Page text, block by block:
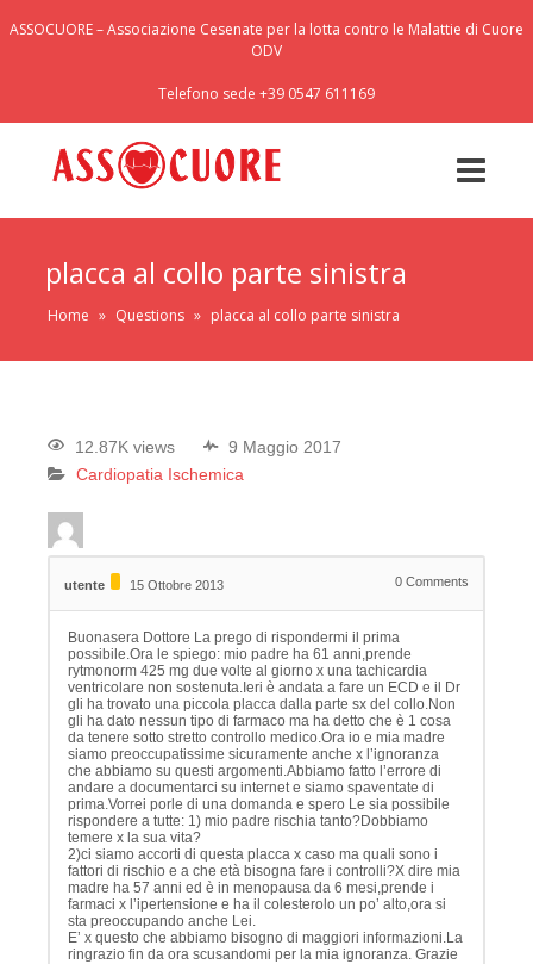
ASSOCUORE – Associazione Cesenate per la lotta contro le Malattie di Cuore
ODV
Telefono sede +39 0547 611169
placca al collo parte sinistra
Home » Questions » placca al collo parte sinistra
12.87K views
9 Maggio 2017
Cardiopatia Ischemica
utente 15 Ottobre 2013 0 Comments
Buonasera Dottore La prego di rispondermi il prima
possibile.Ora le spiego: mio padre ha 61 anni,prende
rytmonorm 425 mg due volte al giorno x una tachicardia
ventricolare non sostenuta.Ieri è andata a fare un ECD e il Dr
gli ha trovato una piccola placca dalla parte sx del collo.Non
gli ha dato nessun tipo di farmaco ma ha detto che è 1 cosa
da tenere sotto stretto controllo medico.Ora io e mia madre
siamo preoccupatissime sicuramente anche x l’ignoranza
che abbiamo su questi argomenti.Abbiamo fatto l’errore di
andare a documentarci su internet e siamo spaventate di
prima.Vorrei porle di una domanda e spero Le sia possibile
rispondere a tutte: 1) mio padre rischia tanto?Dobbiamo
temere x la sua vita?
2)ci siamo accorti di questa placca x caso ma quali sono i
fattori di rischio e a che età bisogna fare i controlli?X dire mia
madre ha 57 anni ed è in menopausa da 6 mesi,prende i
farmaci x l’ipertensione e ha il colesterolo un po’ alto,ora si
sta preoccupando anche Lei.
E’ x questo che abbiamo bisogno di maggiori informazioni.La
ringrazio fin da ora scusandomi per la mia ignoranza. Grazie